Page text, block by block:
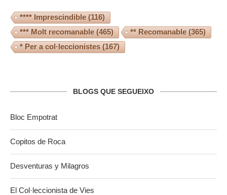
**** Imprescindible(116)
*** Molt recomanable(465) ** Recomanable(365)
* Per a col·leccionistes (167)
BLOGS QUE SEGUEIXO
Bloc Empotrat
Copitos de Roca
Desventuras y Milagros
El Col·leccionista de Vies